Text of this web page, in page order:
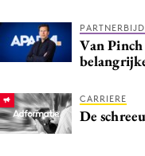
Van
CARRIERE
De